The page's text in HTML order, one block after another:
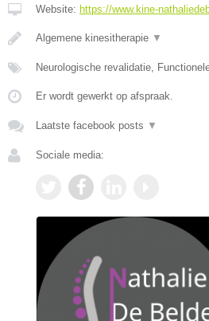
Website: https://www.kine-
Algemene kinesitherapie ▼
Neurologische revalidatie,
Er wordt gewerkt op afspraak.
Laatste facebook posts ▼
Sociale media: